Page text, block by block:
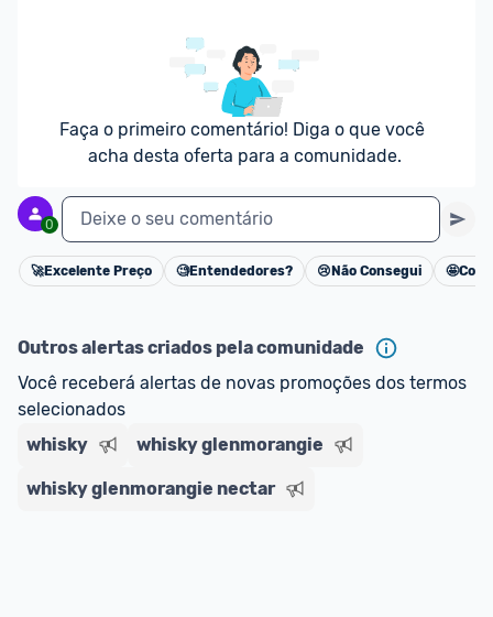
Faça o primeiro comentário! Diga o que você
acha desta oferta para a comunidade.
0 Deixe o seu comentário
Cancelar
🚀Excelente Preço 🧐Entendedores? 😢 Não Consegui 🤩
Outros alertas criados pela comunidade
Você receberá alertas de novas promoções dos termos
selecionados
whisky
whisky glenmorangie
whisky glenmorangie nectar